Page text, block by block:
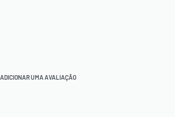
ADICIONAR UMA AVALIAÇÃO